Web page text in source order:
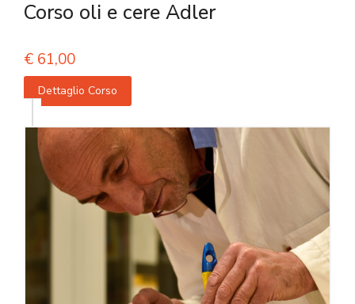
Corso oli e cere Adler
€ 61,00
Dettaglio Corso